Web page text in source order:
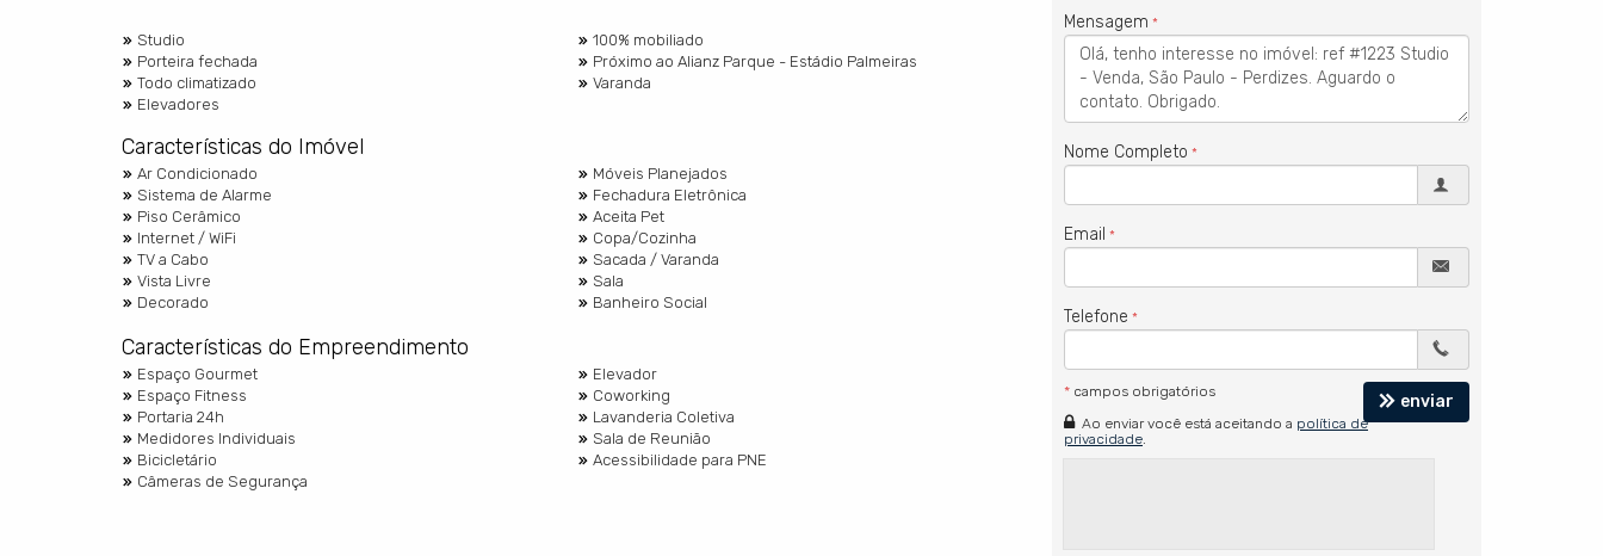
Studio
Porteira fechada
Todo climatizado
Elevadores
100% mobiliado
Próximo ao Alianz Parque - Estádio Palmeiras
Varanda
Características do Imóvel
Ar Condicionado
Sistema de Alarme
Piso Cerâmico
Internet / WiFi
TV a Cabo
Vista Livre
Decorado
Móveis Planejados
Fechadura Eletrônica
Aceita Pet
Copa/Cozinha
Sacada / Varanda
Sala
Banheiro Social
Características do Empreendimento
Espaço Gourmet
Espaço Fitness
Portaria 24h
Medidores Individuais
Bicicletário
Câmeras de Segurança
Elevador
Coworking
Lavanderia Coletiva
Sala de Reunião
Acessibilidade para PNE
Mensagem
Nome Completo
Email
Telefone
* campos obrigatórios
Ao enviar você está aceitando a política de
privacidade
enviar